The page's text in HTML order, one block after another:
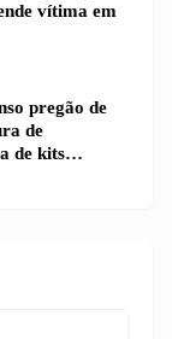
vítima em
pregão de
de
de kits